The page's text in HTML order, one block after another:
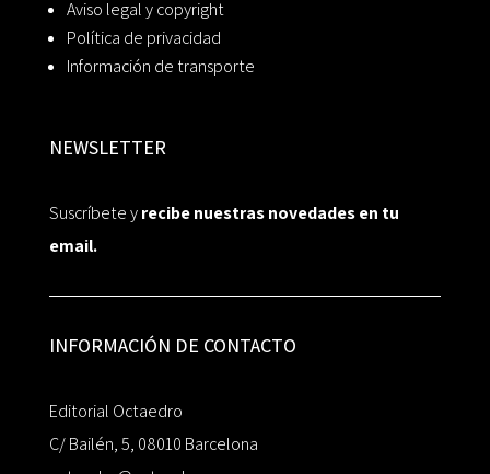
Aviso legal y copyright
Política de privacidad
Información de transporte
NEWSLETTER
Suscríbete yrecibe nuestras novedades en tu
email.
INFORMACIÓN DE CONTACTO
Editorial Octaedro
C/ Bailén, 5, 08010 Barcelona